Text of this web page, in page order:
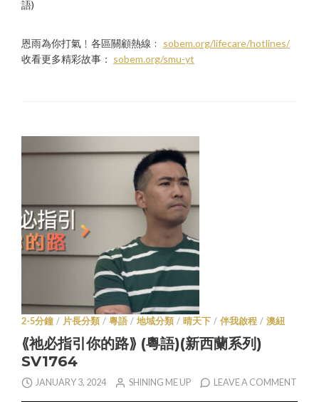
語)
恩雨為你打氣﹗各區關顧熱線﹕ sobem.org/lifecare/hotlines/
收看更多精彩故事： sobem.org/smu-yt
2-5分鐘 / 片長分類 / 粵語 / 地域分類 / 晴天下 / 伴我啟程 / 澳紐
⟪祂必指引你的路⟫ (粵語)(新西蘭系列)
SV1764
JANUARY 3, 2024 SHINING ME UP LEAVE A COMMENT